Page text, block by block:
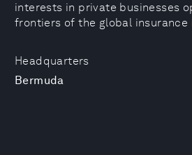
Headquarters
Bermuda
interests in private businesses
frontiers of the global insurance